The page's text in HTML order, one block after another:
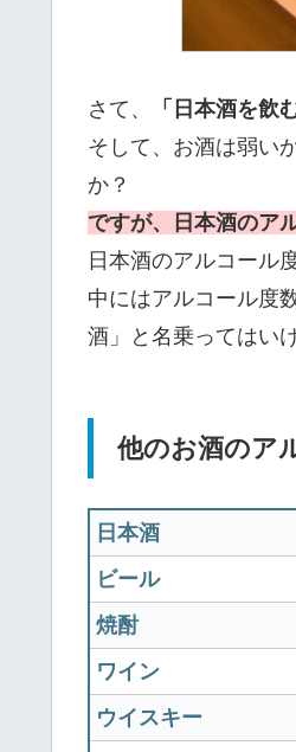
さて、 「日本酒を飲
そして、お酒は弱い
か？
ですが、日本酒のア
日本酒のアルコール
中にはアルコール度
酒」と名乗ってはい
他のお酒のア
日本酒
ビール
焼酎
ワイン
ウイスキー